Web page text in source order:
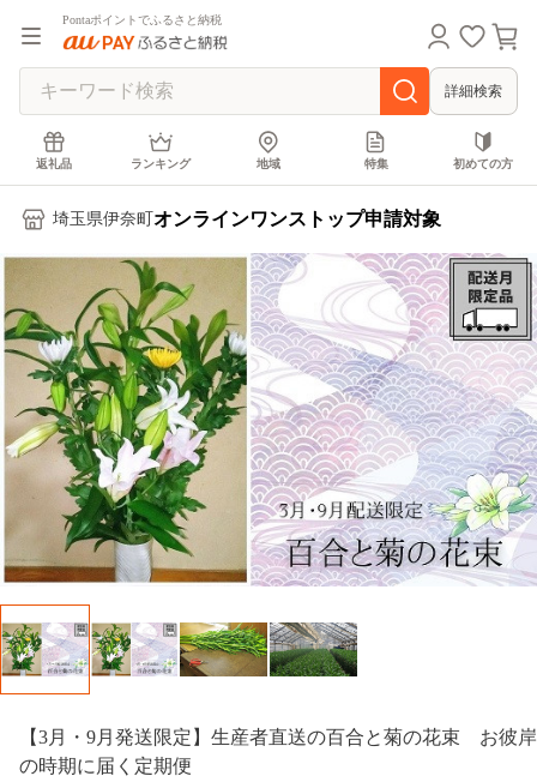
Pontaポイントでふるさと納税
詳細検索
返礼品 ランキング 地域 特集 初めての方
埼玉県伊奈町 オンラインワンストップ申請対象
【3月・9月発送限定】生産者直送の百合と菊の花束 お彼岸
の時期に届く定期便